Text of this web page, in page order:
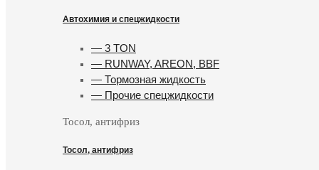
Автохимия и спецжидкости
— 3 TON
— RUNWAY, AREON, BBF
— Тормозная жидкость
— Прочие спецжидкости
Тосол, антифриз
Тосол, антифриз